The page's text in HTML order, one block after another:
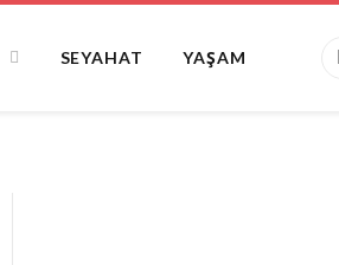
SEYAHAT YAŞAM